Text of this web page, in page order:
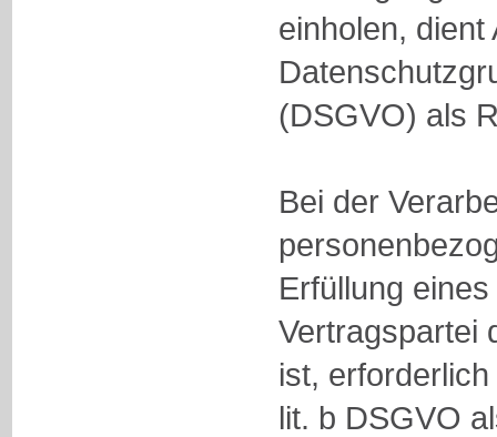
einholen, dient
(DSGVO) als
Bei der
Erfüllung
Vertragspartei
ist,
lit. b DSGVO